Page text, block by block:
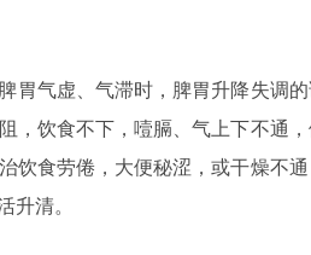
胃气虚、气滞时，脾胃升降失调
，饮食不下，噎膈、气上下不通
饮食劳倦，大便秘涩，或干燥不
升清。